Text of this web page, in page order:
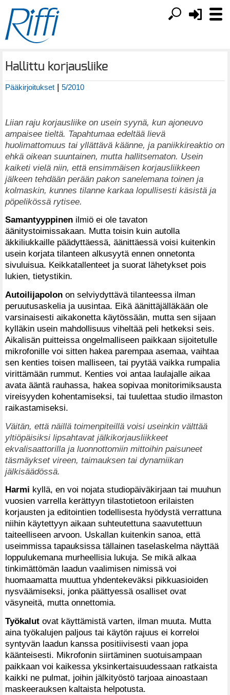
Hallittu korjausliike
Pääkirjoitukset | 5/2010
Liian raju korjausliike on usein syynä, kun ajoneuvo
ampaisee tieltä. Tapahtumaa edeltää lievä
huolimattomuus tai yllättävä käänne, ja paniikkireaktio on
ehkä oikean suuntainen, mutta hallitsematon. Usein
kaiketi vielä niin, että ensimmäisen korjausliikkeen
jälkeen tehdään perään pakon sanelemana toinen ja
kolmaskin, kunnes tilanne karkaa lopullisesti käsistä ja
pöpelikössä rytisee.
Samantyyppinen ilmiö ei ole tavaton
äänitystoimissakaan. Mutta toisin kuin autolla
äkkiliukkaille päädyttäessä, äänittäessä voisi kuitenkin
usein korjata tilanteen alkusyytä ennen onnetonta
sivuluisua. Keikkatallenteet ja suorat lähetykset pois
lukien, tietystikin.
Autoilijapolon on selviydyttävä tilanteessa ilman
peruutusaskelia ja uusintaa. Eikä äänittäjälläkään ole
varsinaisesti aikakonetta käytössään, mutta sen sijaan
kylläkin usein mahdollisuus viheltää peli hetkeksi seis.
Aikalisän puitteissa ongelmalliseen paikkaan sijoitetulle
mikrofonille voi sitten hakea parempaa asemaa, vaihtaa
sen kenties toisen malliseen, tai pyytää vaikka rumpalia
virittämään rummut. Kenties voi antaa laulajalle aikaa
avata ääntä rauhassa, hakea sopivaa monitorimiksausta
vireisyyden kohentamiseksi, tai tuulettaa studio ilmaston
raikastamiseksi.
Väitän, että näillä toimenpiteillä voisi useinkin välttää
yltiöpäisiksi lipsahtavat jälkikorjausliikkeet
ekvalisaattorilla ja luonnottomiin mittoihin paisuneet
täsmäykset vireen, taimauksen tai dynamiikan
jälkisäädössä.
Harmi kyllä, en voi nojata studiopäiväkirjaan tai muuhun
vuosien varrella kerättyyn tilastotietoon erilaisten
korjausten ja editointien todellisesta hyödystä verrattuna
niihin käytettyyn aikaan suhteutettuna saavutettuun
taiteelliseen arvoon. Uskallan kuitenkin sanoa, että
useimmissa tapauksissa tällainen taselaskelma näyttää
loppulukemana murheellisia lukuja. Se mikä alkaa
tinkimättömän laadun vaalimisen nimissä voi
huomaamatta muuttua yhdentekeväksi pikkuasioiden
nysväämiseksi, jonka päättyessä osalliset ovat
väsyneitä, mutta onnettomia.
Työkalut ovat käyttämistä varten, ilman muuta. Mutta
aina työkalujen paljous tai käytön rajuus ei korreloi
syntyvän laadun kanssa positiivisesti vaan jopa
käänteisesti. Mikrofonin siirtäminen suotuisampaan
paikkaan voi kaikessa yksinkertaisuudessaan ratkaista
kaikki ne pulmat, joihin jälkityöstö tarjoaa ainoastaan
maskeerauksen kaltaista helpotusta.